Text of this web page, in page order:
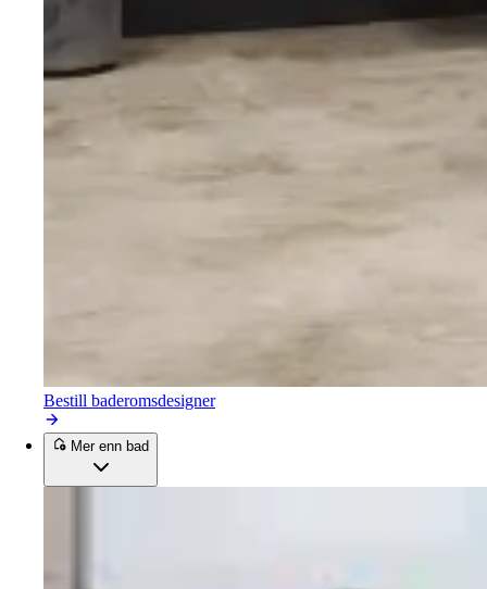
Bestill baderomsdesigner
Mer enn bad